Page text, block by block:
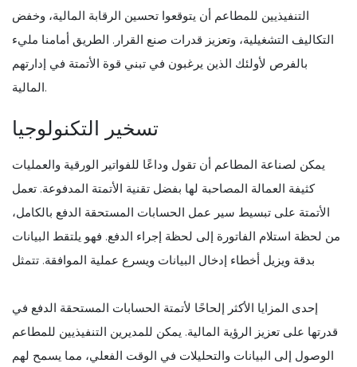
التنفيذيين للمطاعم أن يتوقعوا تحسين الرقابة المالية، وخفض
التكاليف التشغيلية، وتعزيز قدرات صنع القرار. الطريق أمامنا مليء
بالفرص لأولئك الذين يرغبون في تبني قوة الأتمتة في إدارتهم
المالية.
تسخير التكنولوجيا
يمكن لصناعة المطاعم أن تقول وداعًا للفواتير الورقية والعمليات
كثيفة العمالة المصاحبة لها بفضل تقنية الأتمتة المدفوعة. تعمل
الأتمتة على تبسيط سير عمل الحسابات المستحقة الدفع بالكامل،
من لحظة استلام الفاتورة إلى لحظة إجراء الدفع. فهو يلتقط البيانات
بدقة ويزيل أخطاء إدخال البيانات ويسرع عملية الموافقة. تتمثل
إحدى المزايا الأكثر إلحاحًا لأتمتة الحسابات المستحقة الدفع في
قدرتها على تعزيز الرؤية المالية. يمكن للمديرين التنفيذيين للمطاعم
الوصول إلى البيانات والتحليلات في الوقت الفعلي، مما يسمح لهم